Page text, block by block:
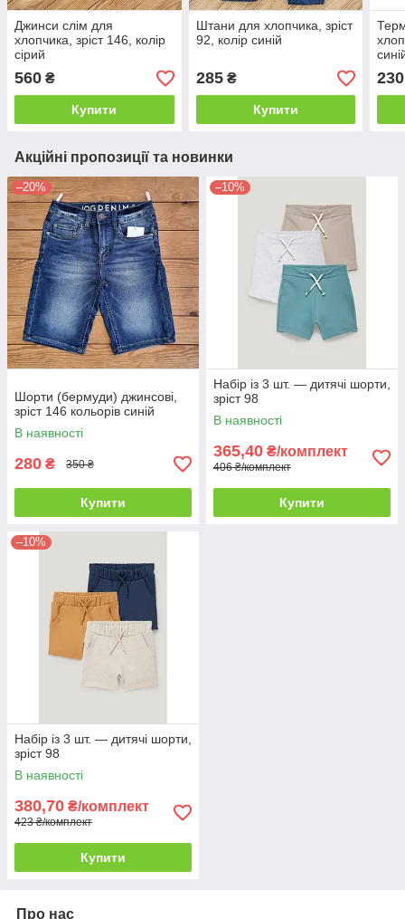
Джинси слім для
хлопчика, зріст 146, колір
сірий
560 ₴
Купити
Штани для хлопчика, зріст
92, колір синій
285₴
Купити
230
Акційні пропозиції та новинки
–20%
Шорти (бермуди) джинсові,
зріст 146 кольорів синій
В наявності
280 ₴ 350 ₴
Купити
–10%
Набір із 3 шт. — дитячі шорти,
зріст 98
В наявності
365,40 ₴/комплект
406 ₴/комплект
Купити
–10%
Набір із 3 шт. — дитячі шорти,
зріст 98
В наявності
380,70 ₴/комплект
423 ₴/комплект
Купити
Про нас